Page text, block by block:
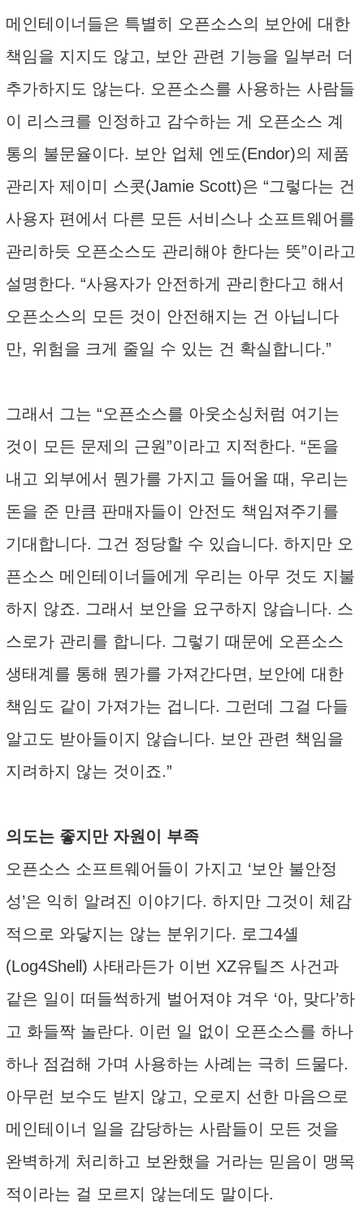
메인테이너들은 특별히 오픈소스의 보안에 대한
책임을 지지도 않고, 보안 관련 기능을 일부러 더
추가하지도 않는다. 오픈소스를 사용하는 사람들
이 리스크를 인정하고 감수하는 게 오픈소스 계
통의 불문율이다. 보안 업체 엔도(Endor)의 제품
관리자 제이미 스콧(Jamie Scott)은 “그렇다는 건
사용자 편에서 다른 모든 서비스나 소프트웨어를
관리하듯 오픈소스도 관리해야 한다는 뜻”이라고
설명한다. “사용자가 안전하게 관리한다고 해서
오픈소스의 모든 것이 안전해지는 건 아닙니다
만, 위험을 크게 줄일 수 있는 건 확실합니다.”
그래서 그는 “오픈소스를 아웃소싱처럼 여기는
것이 모든 문제의 근원”이라고 지적한다. “돈을
내고 외부에서 뭔가를 가지고 들어올 때, 우리는
돈을 준 만큼 판매자들이 안전도 책임져주기를
기대합니다. 그건 정당할 수 있습니다. 하지만 오
픈소스 메인테이너들에게 우리는 아무 것도 지불
하지 않죠. 그래서 보안을 요구하지 않습니다. 스
스로가 관리를 합니다. 그렇기 때문에 오픈소스
생태계를 통해 뭔가를 가져간다면, 보안에 대한
책임도 같이 가져가는 겁니다. 그런데 그걸 다들
알고도 받아들이지 않습니다. 보안 관련 책임을
지려하지 않는 것이죠.”
의도는 좋지만 자원이 부족
오픈소스 소프트웨어들이 가지고 ‘보안 불안정
성’은 익히 알려진 이야기다. 하지만 그것이 체감
적으로 와닿지는 않는 분위기다. 로그4셸
(Log4Shell) 사태라든가 이번 XZ유틸즈 사건과
같은 일이 떠들썩하게 벌어져야 겨우 ‘아, 맞다’하
고 화들짝 놀란다. 이런 일 없이 오픈소스를 하나
하나 점검해 가며 사용하는 사례는 극히 드물다.
아무런 보수도 받지 않고, 오로지 선한 마음으로
메인테이너 일을 감당하는 사람들이 모든 것을
완벽하게 처리하고 보완했을 거라는 믿음이 맹목
적이라는 걸 모르지 않는데도 말이다.